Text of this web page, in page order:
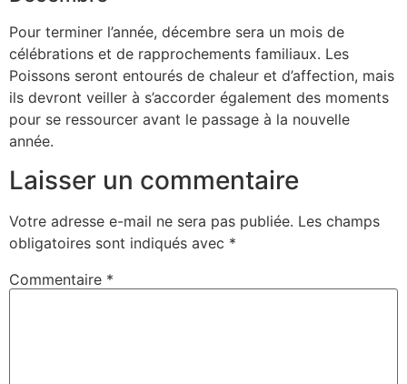
Pour terminer l’année, décembre sera un mois de
célébrations et de rapprochements familiaux. Les
Poissons seront entourés de chaleur et d’affection, mais
ils devront veiller à s’accorder également des moments
pour se ressourcer avant le passage à la nouvelle
année.
Laisser un commentaire
Votre adresse e-mail ne sera pas publiée. Les champs
obligatoires sont indiqués avec *
Commentaire *